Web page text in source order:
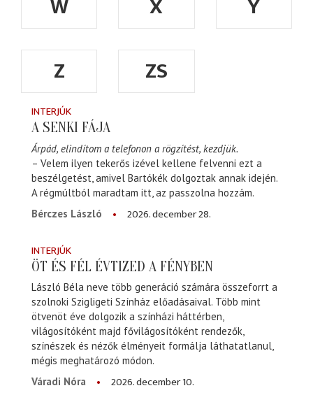
W X
Y
Z
ZS
INTERJÚK
A SENKI FÁJA
Árpád, elindítom a telefonon a rögzítést, kezdjük.
– Velem ilyen tekerős izével kellene felvenni ezt a
beszélgetést, amivel Bartókék dolgoztak annak idején.
A régmúltból maradtam itt, az passzolna hozzám.
Bérczes László
2026. december 28.
INTERJÚK
ÖT ÉS FÉL ÉVTIZED A FÉNYBEN
László Béla neve több generáció számára összeforrt a
szolnoki Szigligeti Színház előadásaival. Több mint
ötvenöt éve dolgozik a színházi háttérben,
világosítóként majd fővilágosítóként rendezők,
színészek és nézők élményeit formálja láthatatlanul,
mégis meghatározó módon.
Váradi Nóra
2026. december 10.